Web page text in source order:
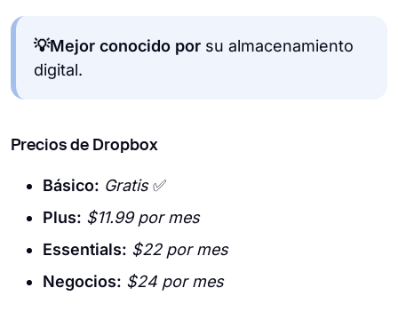
💡Mejor conocido por su almacenamiento
digital.
Precios de Dropbox
Básico: Gratis✅
Plus: $11.99 por mes
Essentials: $22 por mes
Negocios: $24 por mes